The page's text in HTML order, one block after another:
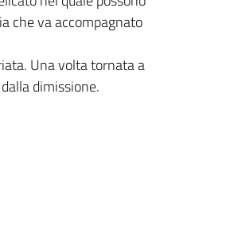
che va accompagnato
Una volta tornata a
dimissione.